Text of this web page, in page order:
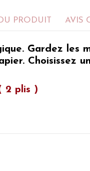
PRODUIT AVIS
Gardez les
Choisissez
2 plis )